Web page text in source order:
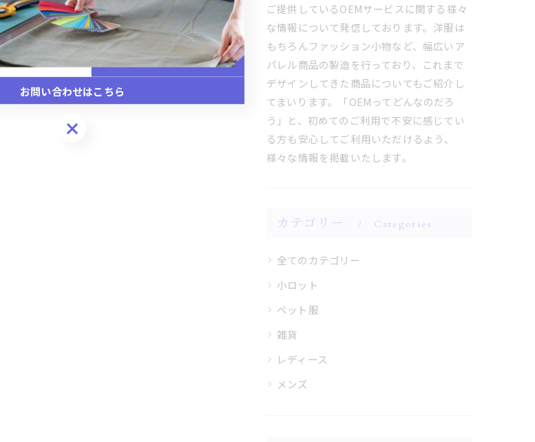
ご提供しているOEMサービスに関する様々
な情報について発信しております。洋服は
もちろんファッション小物など、幅広いア
パレル商品の製造を行っており、これまで
デザインしてきた商品についてもご紹介し
てまいります。「OEMってどんなのだろ
う」と、初めてのご利用で不安に感じてい
る方も安心してご利用いただけるよう、
様々な情報を掲載いたします。
カテゴリー Categories
全てのカテゴリー
小ロット
ペット服
雑貨
レディース
メンズ
お問い合わせはこちら
お問い合わせはこちら